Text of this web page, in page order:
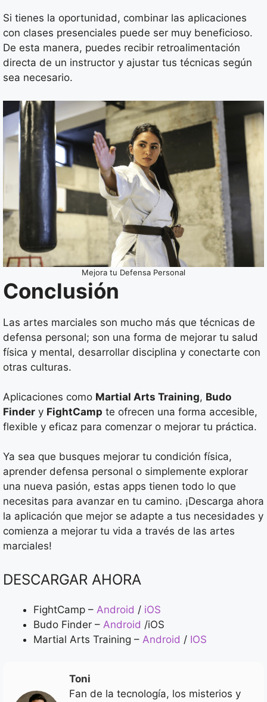
Si tienes la oportunidad, combinar las aplicaciones
con clases presenciales puede ser muy beneficioso.
De esta manera, puedes recibir retroalimentación
directa de un instructor y ajustar tus técnicas según
sea necesario.
Mejora tu Defensa Personal
Conclusión
Las artes marciales son mucho más que técnicas de
defensa personal; son una forma de mejorar tu salud
física y mental, desarrollar disciplina y conectarte con
otras culturas.
Aplicaciones como Martial Arts Training, Budo
Finder y FightCamp te ofrecen una forma accesible,
flexible y eficaz para comenzar o mejorar tu práctica.
Ya sea que busques mejorar tu condición física,
aprender defensa personal o simplemente explorar
una nueva pasión, estas apps tienen todo lo que
necesitas para avanzar en tu camino. ¡Descarga ahora
la aplicación que mejor se adapte a tus necesidades y
comienza a mejorar tu vida a través de las artes
marciales!
DESCARGAR AHORA
FightCamp – Android / iOS
Budo Finder – Android /iOS
Martial Arts Training – Android / IOS
Toni
Fan de la tecnología, los misterios y